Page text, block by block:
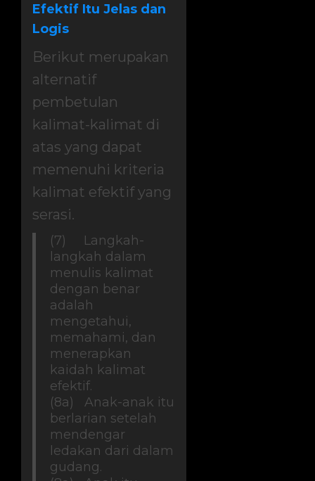
Efektif Itu Jelas dan
Logis
Berikut merupakan
alternatif
pembetulan
kalimat-kalimat di
atas yang dapat
memenuhi kriteria
kalimat efektif yang
serasi.
(7) Langkah-
langkah dalam
menulis kalimat
dengan benar
adalah
mengetahui,
memahami, dan
menerapkan
kaidah kalimat
efektif.
(8a) Anak-anak itu
berlarian setelah
mendengar
ledakan dari dalam
gudang.